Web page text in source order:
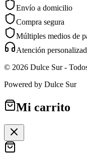
Envío a domicilio
Compra segura
Múltiples medios de
Atención
© 2026 Dulce Sur-
Powered by Dulce Sur
Mi carrito